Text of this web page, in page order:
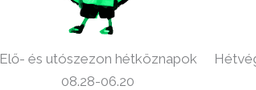
Elő- és utószezon hétköznapok
08.28-06.20